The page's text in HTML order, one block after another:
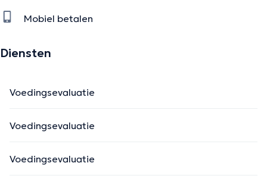
Mobiel betalen
Diensten
Voedingsevaluatie
Voedingsevaluatie
Voedingsevaluatie